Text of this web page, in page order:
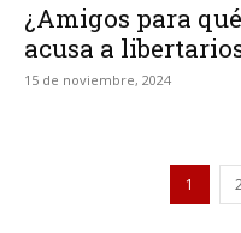
¿Amigos para
acusa a
15 de noviembre, 2024
1